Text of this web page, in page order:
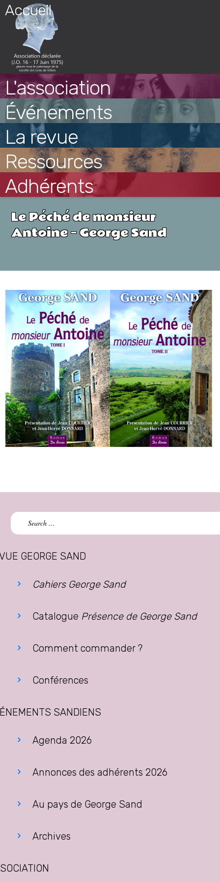
Skip
content
Accueil
L'association
Événements
La revue
Ressources
Adhérents
Le Péché de monsieur
Antoine – George Sand
Search
for:
GEORGE SAND
Cahiers George Sand
Catalogue Présence de George Sand
Comment commander ?
Conférences
SANDIENS
Agenda 2026
Annonces des adhérents 2026
Au pays de George Sand
Archives